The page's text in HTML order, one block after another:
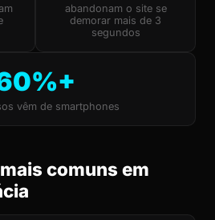
abandonam o site se
demorar mais de 3
segundos
vêm de smartphones
comuns em